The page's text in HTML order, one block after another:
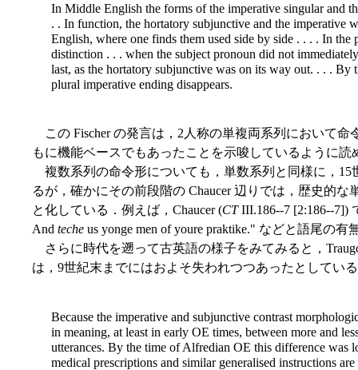
In Middle English the forms of the imperative singular and
. . In function, the hortatory subjunctive and the imperative
English, where one finds them used side by side . . . . In
distinction . . . when the subject pronoun did not
last, as the hortatory subjunctive was on its way out. . . . By
plural imperative ending disappears.
この Fischer の発言は，2人称の単複両系列において
もに機能ベースでもあったことを示唆しているように読
複数系列の命令形についても，単数系列と同様に，15
るが，確かにその前段階の Chaucer 辺りでは，歴史的
と化している．例えば，Chaucer (CTIII.186--7 [2:186--7])
And teche us yonge men of youre praktike." などと語尾の
さらに時代を遡って古英語の様子をみてみると，
は，9世紀末までにはおよそ失われつつあったとしてい
Because the imperative and subjunctive contrast
in meaning, at least in early OE times, between more and
utterances. By the time of Alfredian OE this difference was
medical prescriptions and similar generalised instructions